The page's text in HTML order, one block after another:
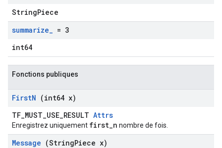
StringPiece
summarize_ = 3
int64
Fonctions publiques
FirstN (int64 x)
TF_MUST_USE_RESULT Attrs
Enregistrez uniquement first_n nombre de fois.
Message (StringPiece x)